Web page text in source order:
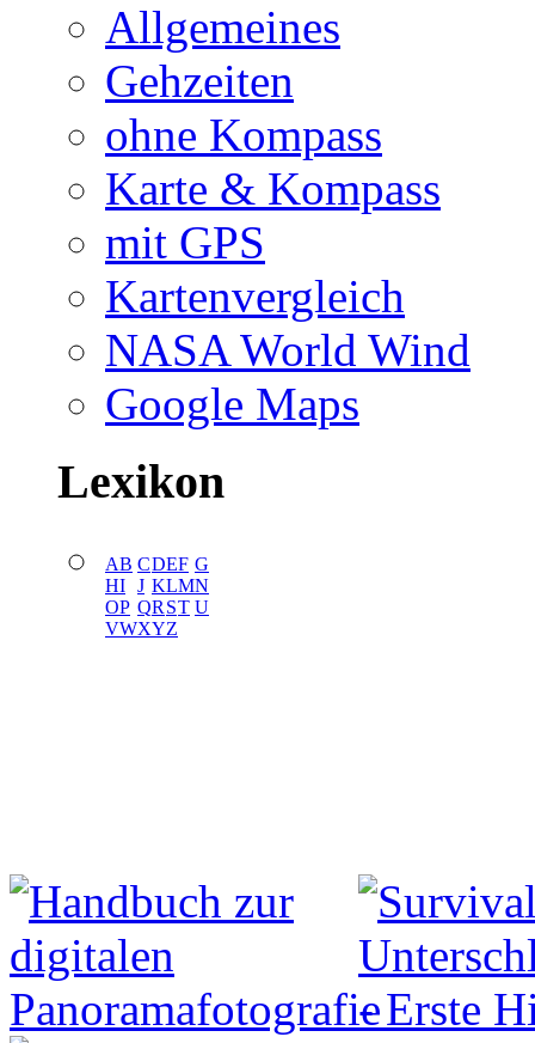
Allgemeines
Gehzeiten
ohne Kompass
Karte & Kompass
mit GPS
Kartenvergleich
NASA World Wind
Google Maps
Lexikon
AB CDEF G
HI J KLMN
OP QR ST U
VWXYZ